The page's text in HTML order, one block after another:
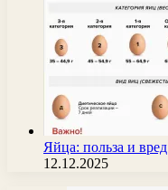
Яйца: польза и вред
12.12.2025